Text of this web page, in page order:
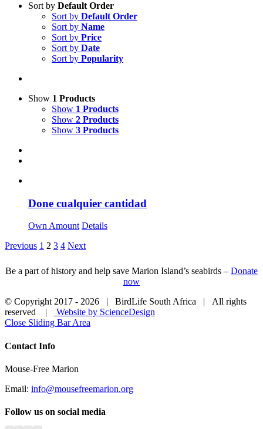
Sort by Default Order
Sort by Default Order
Sort by Name
Sort by Price
Sort by Date
Sort by Popularity
Show 1 Products
Show 1 Products
Show 2 Products
Show 3 Products
Done cualquier cantidad
Own Amount Details
Previous 1 2 3 4 Next
Be a part of history and help save Marion Island’s seabirds – Donate
now
© Copyright 2017 - 2026 | BirdLife South Africa | All rights
reserved |
Website by ScienceDesign
Close Sliding Bar Area
Contact Info
Mouse-Free Marion
Email: info@mousefreemarion.org
Follow us on social media